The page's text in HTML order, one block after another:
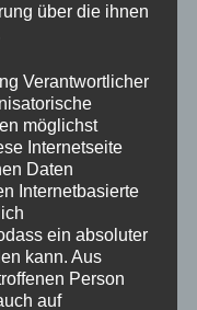
über die ihnen
Verantwortlicher
möglichst
Internetseite
Daten
Internetbasierte
ein absoluter
kann. Aus
Person
auf